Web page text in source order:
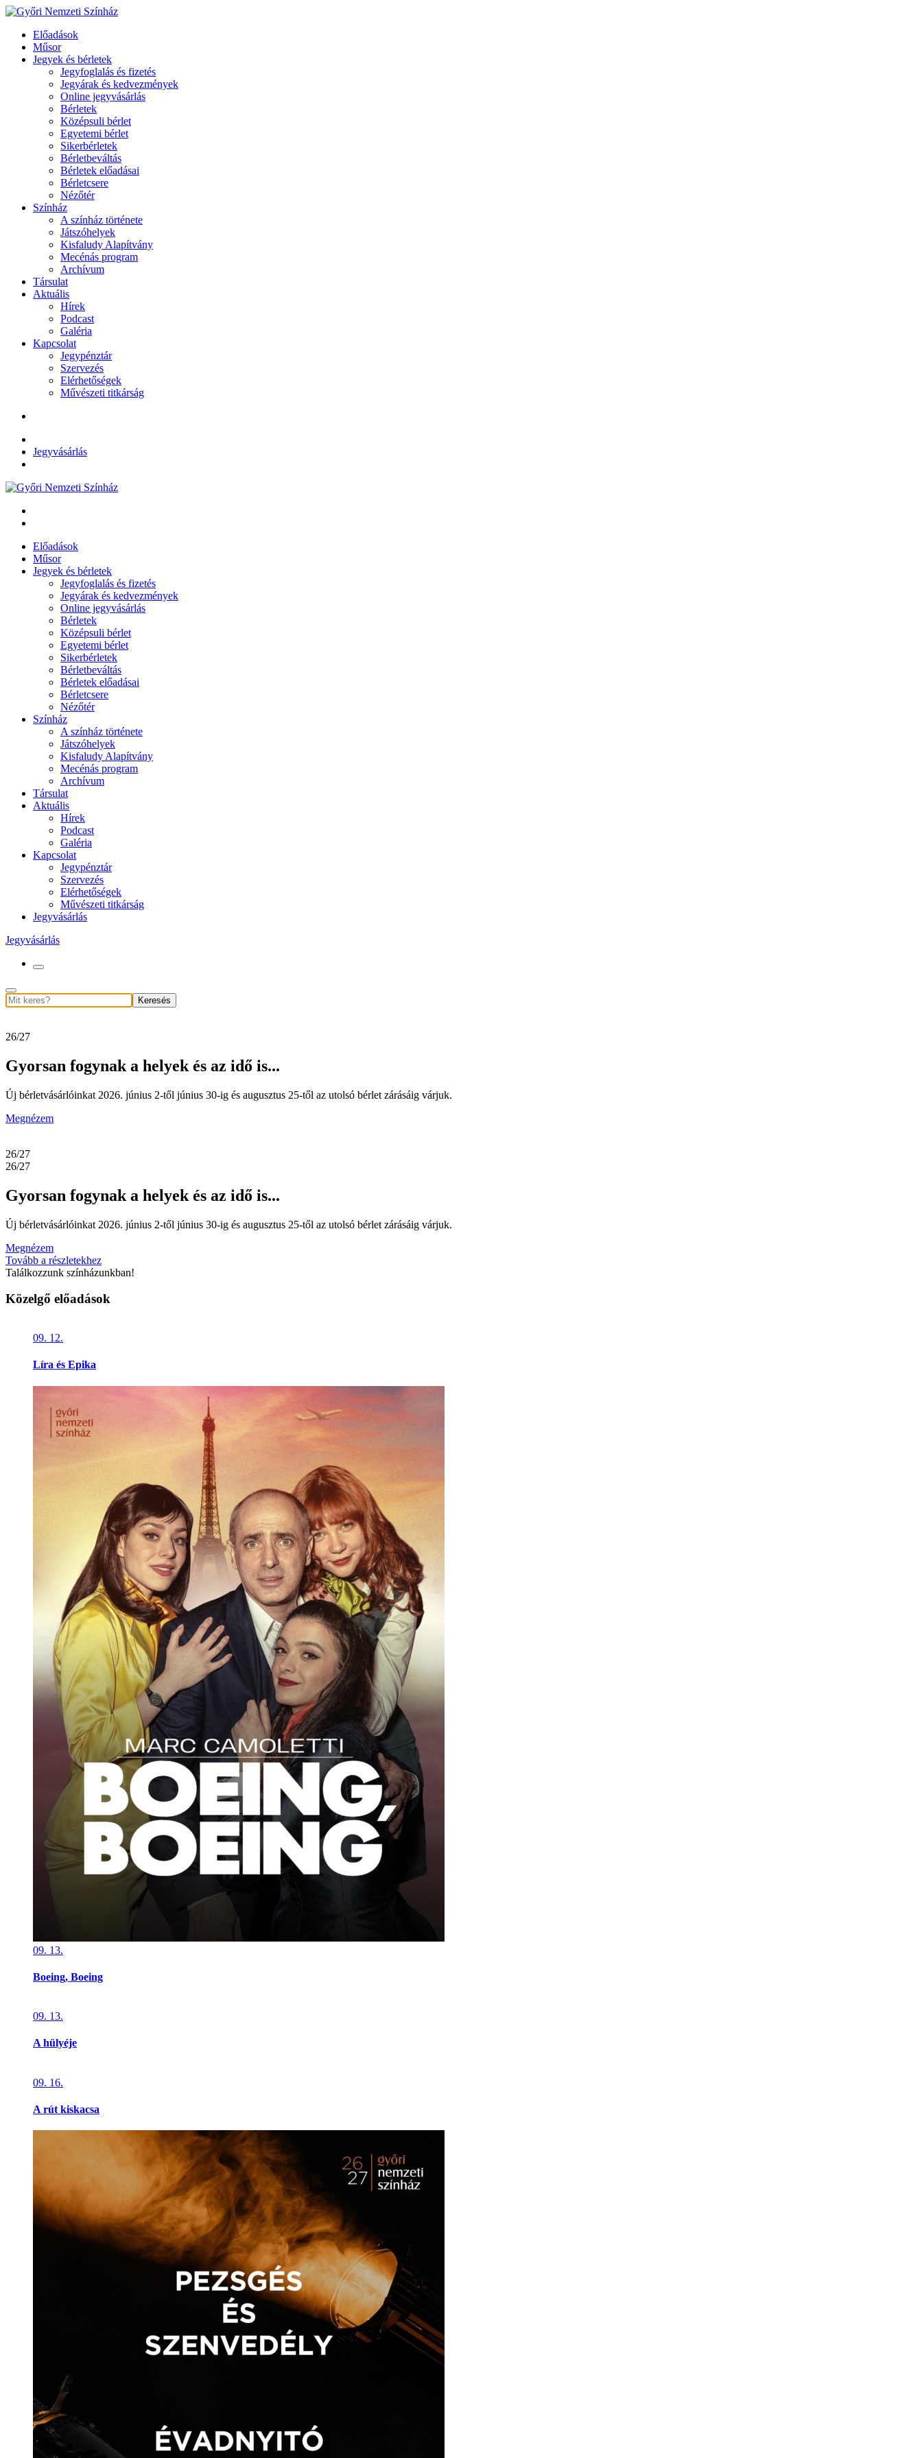
Előadások
Műsor
Jegyek és bérletek
Jegyfoglalás és fizetés
Jegyárak és kedvezmények
Online jegyvásárlás
Bérletek
Középsuli bérlet
Egyetemi bérlet
Sikerbérletek
Bérletbeváltás
Bérletek előadásai
Bérletcsere
Nézőtér
Színház
A színház története
Játszóhelyek
Kisfaludy Alapítvány
Mecénás program
Archívum
Társulat
Aktuális
Hírek
Podcast
Galéria
Kapcsolat
Jegypénztár
Szervezés
Elérhetőségek
Művészeti titkárság
Jegyvásárlás
Előadások
Műsor
Jegyek és bérletek
Jegyfoglalás és fizetés
Jegyárak és kedvezmények
Online jegyvásárlás
Bérletek
Középsuli bérlet
Egyetemi bérlet
Sikerbérletek
Bérletbeváltás
Bérletek előadásai
Bérletcsere
Nézőtér
Színház
A színház története
Játszóhelyek
Kisfaludy Alapítvány
Mecénás program
Archívum
Társulat
Aktuális
Hírek
Podcast
Galéria
Kapcsolat
Jegypénztár
Szervezés
Elérhetőségek
Művészeti titkárság
Jegyvásárlás
Jegyvásárlás
Keresés
26/27
Gyorsan fogynak a helyek és az idő is...
Új bérletvásárlóinkat 2026. június 2-től június 30-ig és augusztus 25-től az utolsó bérlet zárásáig várjuk.
Megnézem
26/27
26/27
Gyorsan fogynak a helyek és az idő is...
Új bérletvásárlóinkat 2026. június 2-től június 30-ig és augusztus 25-től az utolsó bérlet zárásáig várjuk.
Megnézem
Tovább a részletekhez
Találkozzunk színházunkban!
Közelgő előadások
09. 12.
Líra és Epika
09. 13.
Boeing, Boeing
09. 13.
A hülyéje
09. 16.
A rút kiskacsa